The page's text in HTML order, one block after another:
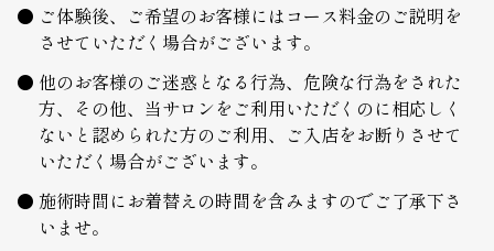
ご体験後、ご希望のお客様にはコース料金のご説明を
させていただく場合がございます。
他のお客様のご迷惑となる行為、危険な行為をされた
方、その他、当サロンをご利用いただくのに相応しく
ないと認められた方のご利用、ご入店をお断りさせて
いただく場合がございます。
施術時間にお着替えの時間を含みますのでご了承下さ
いませ。